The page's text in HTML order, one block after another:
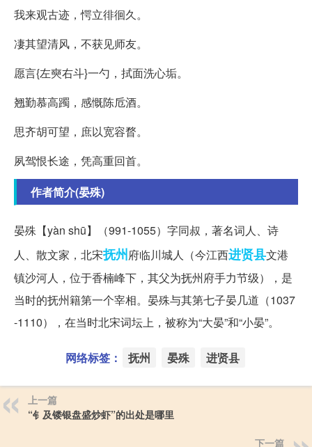
我来观古迹，愕立徘徊久。
凄其望清风，不获见师友。
愿言{左奭右斗}一勺，拭面洗心垢。
翘勤慕高躅，感慨陈卮酒。
思齐胡可望，庶以宽容瞀。
夙驾恨长途，凭高重回首。
作者简介(晏殊)
晏殊【yàn shū】（991-1055）字同叔，著名词人、诗
人、散文家，北宋抚州府临川城人（今江西进贤县文港
镇沙河人，位于香楠峰下，其父为抚州府手力节级），是
当时的抚州籍第一个宰相。晏殊与其第七子晏几道（1037
-1110），在当时北宋词坛上，被称为“大晏”和“小晏”。
网络标签： 抚州 晏殊 进贤县
上一篇
“钅及镂银盘盛炒虾”的出处是哪里
下一篇